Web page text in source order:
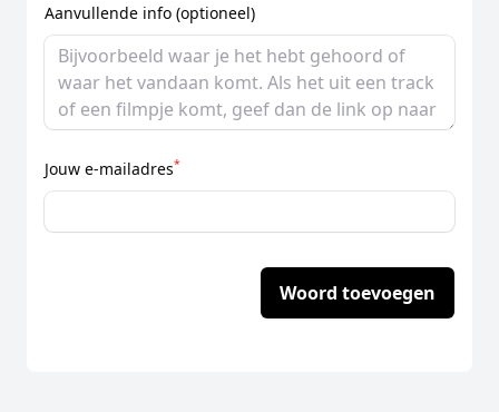
Aanvullende info (optioneel)
Jouw e-mailadres*
Woord toevoegen